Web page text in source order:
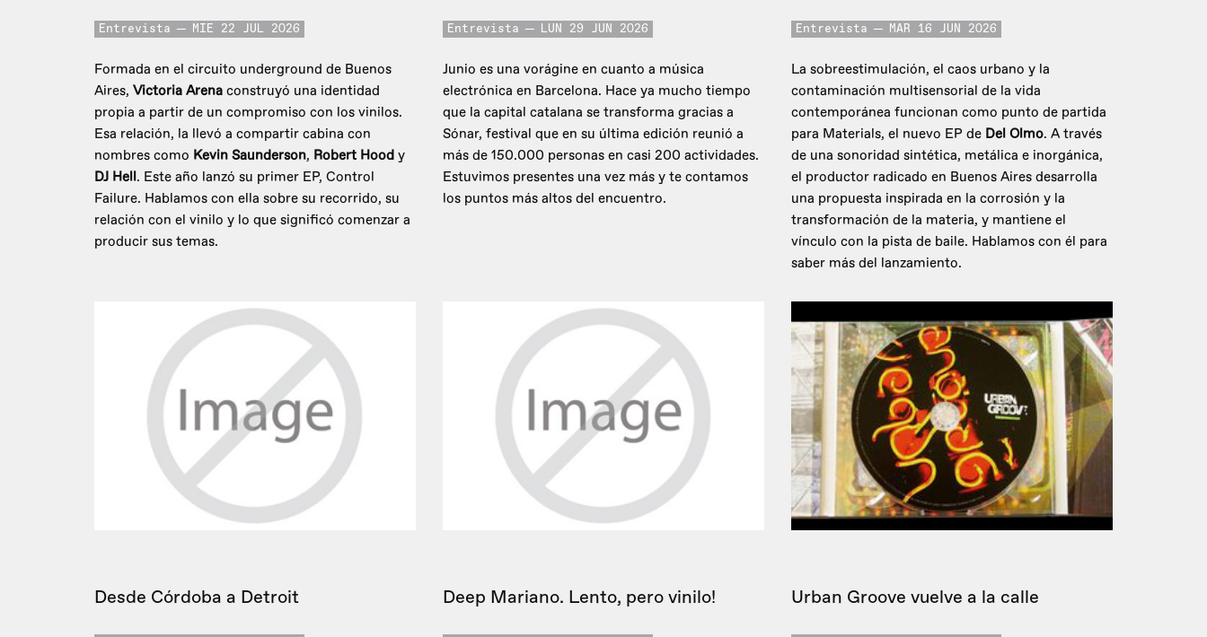
Entrevista MIE 22 JUL 2026
Formada en el circuito underground de Buenos
Aires, Victoria Arena construyó una identidad
propia a partir de un compromiso con los vinilos.
Esa relación, la llevó a compartir cabina con
nombres como Kevin Saunderson, Robert Hood y
DJ Hell. Este año lanzó su primer EP, Control
Failure. Hablamos con ella sobre su recorrido, su
relación con el vinilo y lo que significó comenzar a
producir sus temas.
Entrevista LUN 29 JUN 2026
Junio es una vorágine en cuanto a música
electrónica en Barcelona. Hace ya mucho tiempo
que la capital catalana se transforma gracias a
Sónar, festival que en su última edición reunió a
más de 150.000 personas en casi 200 actividades.
Estuvimos presentes una vez más y te contamos
los puntos más altos del encuentro.
Entrevista MAR 16 JUN 2026
La sobreestimulación, el caos urbano y la
contaminación multisensorial de la vida
contemporánea funcionan como punto de partida
para Materials, el nuevo EP de Del Olmo. A través
de una sonoridad sintética, metálica e inorgánica,
el productor radicado en Buenos Aires desarrolla
una propuesta inspirada en la corrosión y la
transformación de la materia, y mantiene el
vínculo con la pista de baile. Hablamos con él para
saber más del lanzamiento.
Desde Córdoba a Detroit Deep Mariano. Lento, pero vinilo! Urban Groove vuelve a la calle